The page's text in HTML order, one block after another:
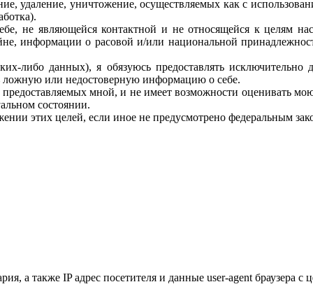
удаление, уничтожение, осуществляемых как с
являющейся контактной и не относящейся к целям
информации о расовой и/или национальной
данных), я обязуюсь предоставлять исключительно
ложную или недостоверную информацию о себе.
мной, и не имеет возможности оценивать
состоянии.
этих целей, если иное не предусмотрено федеральным
а также IP адрес посетителя и данные user-agent браузера с